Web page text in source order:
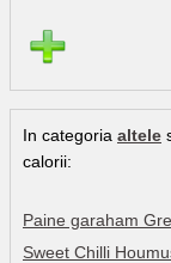
In categoria altele
calorii:
Paine garaham
Sweet Chilli